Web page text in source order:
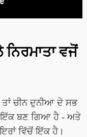
ਵਜੋਂ
ਚੀਨ ਦੁਨੀਆ ਦੇ ਸਭ
ਇੱਕ ਬਣ ਗਿਆ ਹੈ - ਅਤੇ
ਵਿੱਚੋਂ ਇੱਕ ਹੈ।